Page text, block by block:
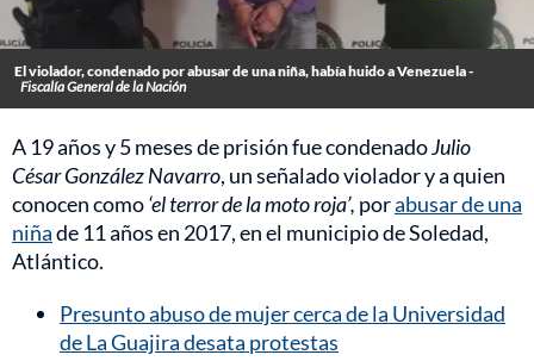
El violador, condenado por abusar de una niña, había huido a Venezuela -
Fiscalía General de la Nación
A 19 años y 5 meses de prisión fue condenadoJulio
César González Navarro, un señalado violador y a quien
conocen como‘el terror de la moto roja’, porabusar de una
niñade 11 años en 2017, en el municipio de Soledad,
Atlántico.
Presunto abuso de mujer cerca de la Universidad
de La Guajira desata protestas